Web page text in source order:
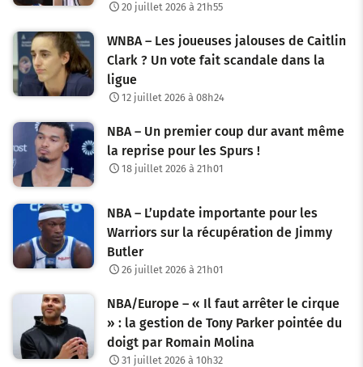
20 juillet 2026 à 21h55
WNBA – Les joueuses jalouses de Caitlin
Clark ? Un vote fait scandale dans la
ligue
12 juillet 2026 à 08h24
NBA – Un premier coup dur avant même
la reprise pour les Spurs !
18 juillet 2026 à 21h01
NBA – L’update importante pour les
Warriors sur la récupération de Jimmy
Butler
26 juillet 2026 à 21h01
NBA/Europe – « Il faut arrêter le cirque
» : la gestion de Tony Parker pointée du
doigt par Romain Molina
31 juillet 2026 à 10h32